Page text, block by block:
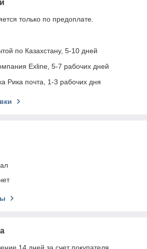
только по предоплате.
по Казахстану, 5-10 дней
Exline, 5-7 рабочих дней
Рика почта, 1-3 рабочих дня
14 дней за счет покупателя